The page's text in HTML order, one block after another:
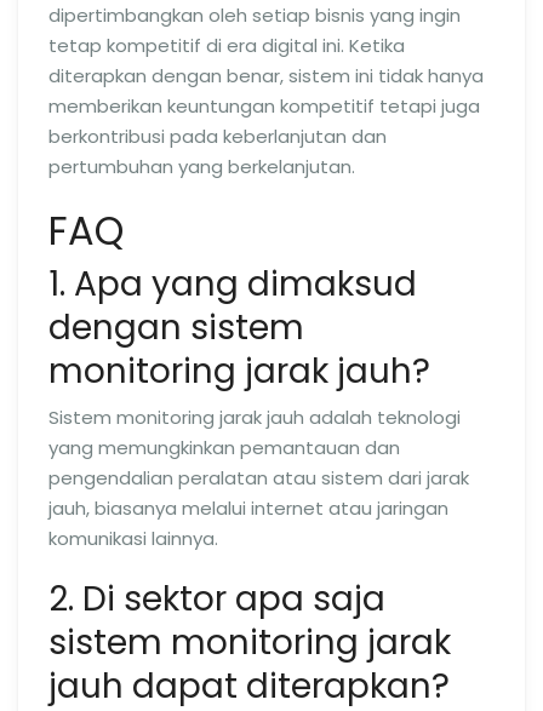
dipertimbangkan oleh setiap bisnis yang ingin
tetap kompetitif di era digital ini. Ketika
diterapkan dengan benar, sistem ini tidak hanya
memberikan keuntungan kompetitif tetapi juga
berkontribusi pada keberlanjutan dan
pertumbuhan yang berkelanjutan.
FAQ
1. Apa yang dimaksud
dengan sistem
monitoring jarak jauh?
Sistem monitoring jarak jauh adalah teknologi
yang memungkinkan pemantauan dan
pengendalian peralatan atau sistem dari jarak
jauh, biasanya melalui internet atau jaringan
komunikasi lainnya.
2. Di sektor apa saja
sistem monitoring jarak
jauh dapat diterapkan?